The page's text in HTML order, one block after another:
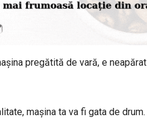
pregătită de vară, e
mașina ta va fi gata de drum.